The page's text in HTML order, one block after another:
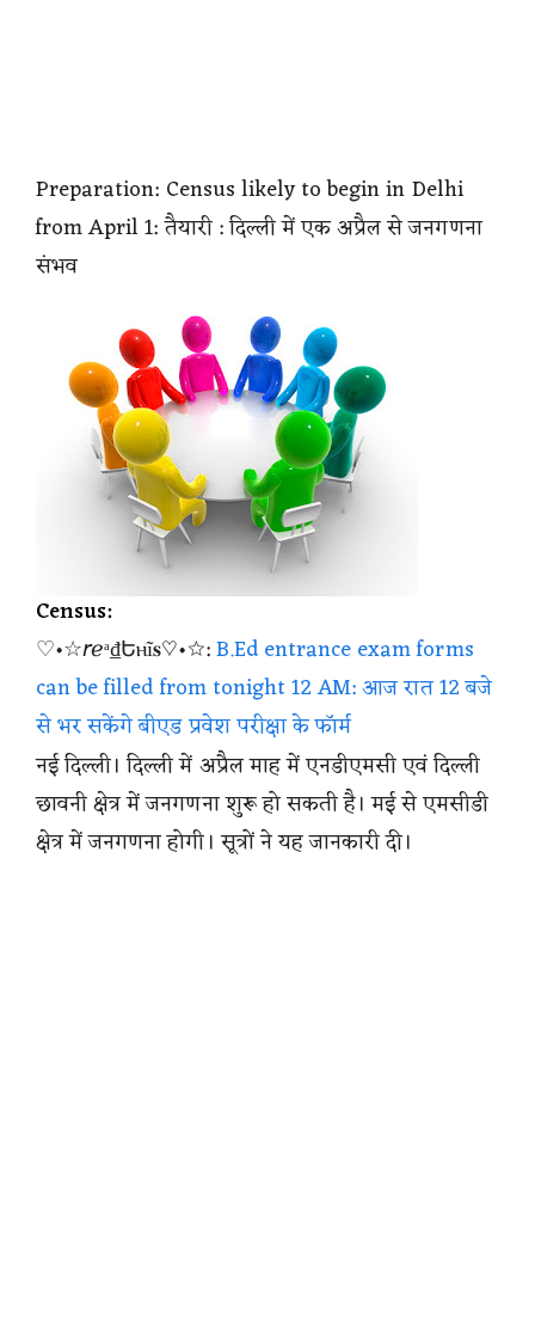
Preparation: Census likely to begin in Delhi
from April 1: तैयारी : दिल्ली में एक अप्रैल से जनगणना
संभव
Census:
♡•☆𝘳ℯᵃ₫Եⲏĩ𝐬♡•☆:B.Ed entrance exam forms
can be filled from tonight 12 AM: आज रात 12 बजे
से भर सकेंगे बीएड प्रवेश परीक्षा के फॉर्म
नई दिल्ली। दिल्ली में अप्रैल माह में एनडीएमसी एवं दिल्ली
छावनी क्षेत्र में जनगणना शुरू हो सकती है। मई से एमसीडी
क्षेत्र में जनगणना होगी। सूत्रों ने यह जानकारी दी।